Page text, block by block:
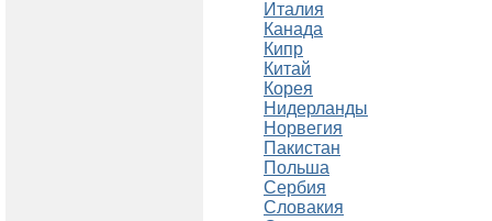
Италия
Канада
Кипр
Китай
Корея
Нидерланды
Норвегия
Пакистан
Польша
Сербия
Словакия